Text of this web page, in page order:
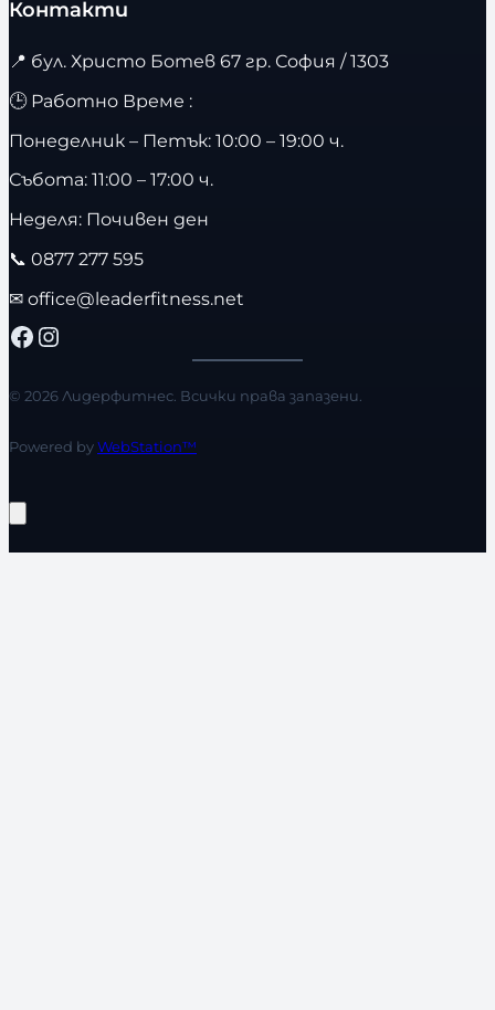
Контакти
📍 бул. Христо Ботев 67 гр. София / 1303
🕒 Работно Време :
Понеделник – Петък: 10:00 – 19:00 ч.
Събота: 11:00 – 17:00 ч.
Неделя: Почивен ден
📞 0877 277 595
✉ office@leaderfitness.net
Facebook Instagram
© 2026 Лидерфитнес. Всички права запазени.
Powered byWebStation™